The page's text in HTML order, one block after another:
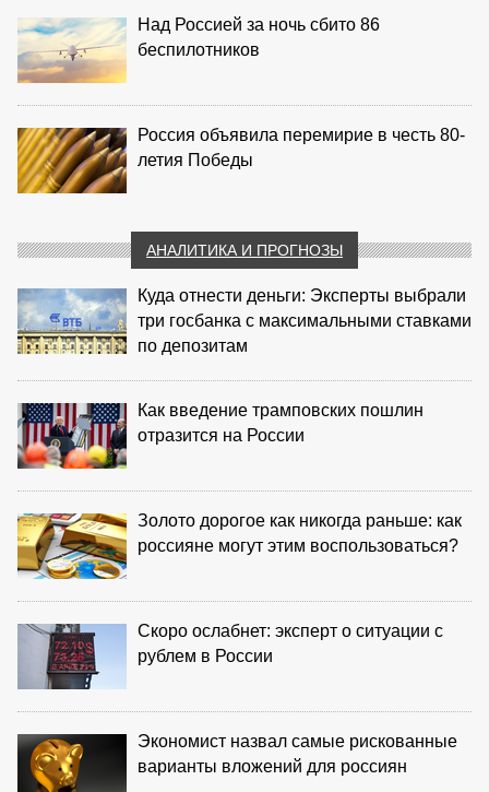
Над Россией за ночь сбито 86
беспилотников
Россия объявила перемирие в честь 80-
летия Победы
АНАЛИТИКА И ПРОГНОЗЫ
Куда отнести деньги: Эксперты выбрали
три госбанка с максимальными ставками
по депозитам
Как введение трамповских пошлин
отразится на России
Золото дорогое как никогда раньше: как
россияне могут этим воспользоваться?
Скоро ослабнет: эксперт о ситуации с
рублем в России
Экономист назвал самые рискованные
варианты вложений для россиян